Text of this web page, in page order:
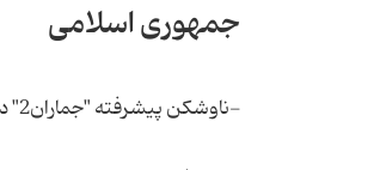
جمهوری اسلامی
-ناوشكن پیشرفته "جماران2" در دریای خزر به آب انداخته شد